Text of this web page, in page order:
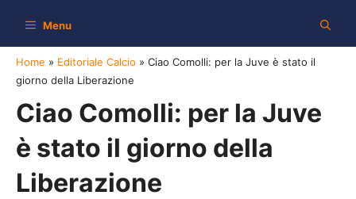
Menu
Home » Editoriale Calcio » Ciao Comolli: per la Juve è stato il
giorno della Liberazione
Ciao Comolli: per la Juve
è stato il giorno della
Liberazione